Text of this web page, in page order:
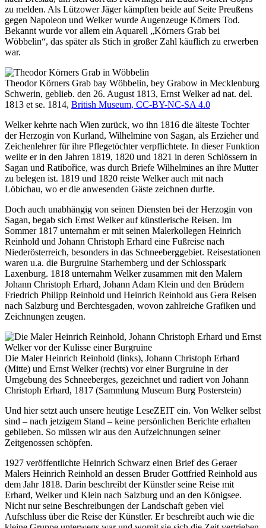
zu melden. Als Lützower Jäger kämpften beide auf Seite Preußens
gegen Napoleon und Welker wurde Augenzeuge Körners Tod.
Bekannt wurde vor allem ein Aquarell „Körners Grab bei
Wöbbelin“, das später als Stich in großer Zahl käuflich zu erwerben
war.
Theodor Körners Grab bay Wöbbelin, bey Grabow in Mecklenburg
Schwerin, geblieb. den 26. August 1813, Ernst Welker ad nat. del.
1813 et se. 1814, British Museum, CC-BY-NC-SA 4.0
Welker kehrte nach Wien zurück, wo ihn 1816 die älteste Tochter
der Herzogin von Kurland, Wilhelmine von Sagan, als Erzieher und
Zeichenlehrer für ihre Pflegetöchter verpflichtete. In dieser Funktion
weilte er in den Jahren 1819, 1820 und 1821 in deren Schlössern in
Sagan und Ratibořice, was durch Briefe Wilhelmines an ihre Mutter
zu belegen ist. 1819 und 1820 reiste Welker auch mit nach
Löbichau, wo er die anwesenden Gäste zeichnen durfte.
Doch auch unabhängig von seinen Diensten bei der Herzogin von
Sagan, begab sich Ernst Welker auf künstlerische Reisen. Im
Sommer 1817 unternahm er mit seinen Malerkollegen Heinrich
Reinhold und Johann Christoph Erhard eine Fußreise nach
Niederösterreich, besonders in das Schneeberggebiet. Reisestationen
waren u.a. die Burgruine Starhemberg und der Schlosspark
Laxenburg. 1818 unternahm Welker zusammen mit den Malern
Johann Christoph Erhard, Johann Adam Klein und den Brüdern
Friedrich Philipp Reinhold und Heinrich Reinhold aus Gera Reisen
nach Salzburg und Berchtesgaden, wovon zahlreiche Grafiken und
Zeichnungen zeugen.
Die Maler Heinrich Reinhold (links), Johann Christoph Erhard
(Mitte) und Ernst Welker (rechts) vor einer Burgruine in der
Umgebung des Schneeberges, gezeichnet und radiert von Johann
Christoph Erhard, 1817 (Sammlung Museum Burg Posterstein)
Und hier setzt auch unsere heutige LeseZEIT ein. Von Welker selbst
sind – nach jetzigem Stand – keine persönlichen Berichte erhalten
geblieben. So müssen wir aus den Aufzeichnungen seiner
Zeitgenossen schöpfen.
1927 veröffentlichte Heinrich Schwarz einen Brief des Geraer
Malers Heinrich Reinhold an dessen Bruder Gottfried Reinhold aus
dem Jahr 1818. Darin beschreibt der Künstler seine Reise mit
Erhard, Welker und Klein nach Salzburg und an den Königsee.
Nicht nur seine Beschreibungen der Landschaft geben viel
Aufschluss über die Reise der Künstler. Er beschreibt auch wie die